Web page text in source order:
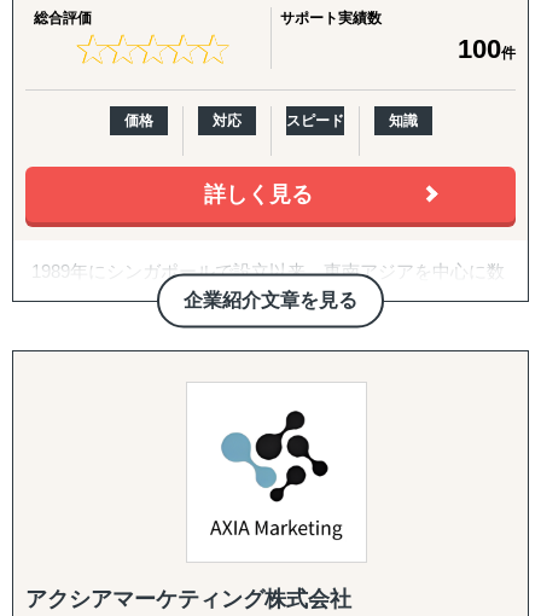
■ サポート対象国（グループ別）
↳ ASEAN主要国：タイ・ベトナム・マレーシア・カンボ
ジア・インドネシア・フィリピン・ラオス
↳ アジア（中華系）：日本・香港・シンガポール・台湾・
ド・バングラデシュ・モンゴル
↳ 欧米：アメリカ・イギリス・フランス・ドイツ
※サポート内容により、対応の可否や得意・不得意な分野
------------------------------------
■ 対応施策について
◆以下はこれまで当社で実績が多く、特にニーズの高い支
『LocaBrain（ロカブレイン）｜海外進出 現地顧問サービ
↳ AIが出した"答えっぽいもの"を、現地のリアルで答え合
わせする。海外進出の現地顧問サービス。
総合評価
★★★★★
★★★★★
サポート実績数
100件
価格 対応 スピード 知識
詳しく見る
企業紹介文章を見る
1989年にシンガポールで設立以来、東南アジアを中心に数
多くの日系企業の海外進出と事業拡大を支援してきまし
た。情報通信技術の普及や支援機関の増加により、過去に
比べて多くの情報を容易に取得できるようになりました
が、本当に必要な情報は、依然として現地でその業界に従
私たちは、東南アジアで長年培ってきた実績とネットワー
援、サプライヤー探索、販路開拓（販売代理店探索）、
M&A支援等、海外事業に関連する課題に対して、現地の提
携先と密接に連携し、実践的かつ成果に直結するソリュー
アクシアマーケティング株式会社